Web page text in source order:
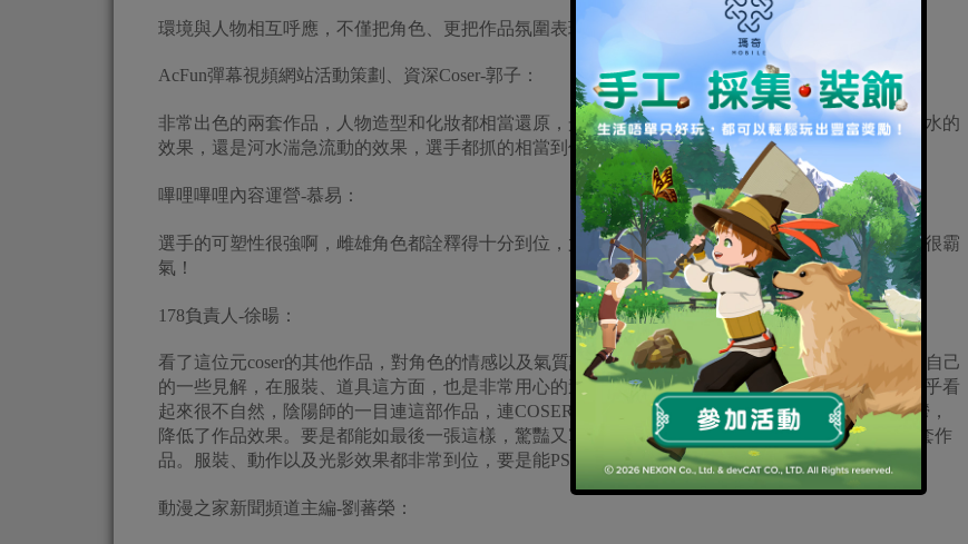
環境與人物相互呼應，不僅把角色、更把作品氛圍表現得淋漓盡致！
AcFun彈幕視頻網站活動策劃、資深Coser-郭子：
非常出色的兩套作品，人物造型和化妝都相當還原，光線和色彩的運用也相當到位；不論是抽刀斷水的
效果，還是河水湍急流動的效果，選手都抓的相當到位！點贊！
嗶哩嗶哩內容運營-慕易：
選手的可塑性很強啊，雌雄角色都詮釋得十分到位，尤其中意道姑這張，非常強烈的視覺衝擊力，很霸
氣！
178負責人-徐暘：
看了這位元coser的其他作品，對角色的情感以及氣質詮釋都很到位，動作也是極盡參考後而融入了自己
的一些見解，在服裝、道具這方面，也是非常用心的達到了高水準。但是在某幾部作品裡，色調似乎看
起來很不自然，陰陽師的一目連這部作品，連COSER的臉都看不太清，加上後期技術處理得太陰鬱，
降低了作品效果。要是都能如最後一張這樣，驚豔又寫實，會好很多喔~相比來說，更喜歡劍三這套作
品。服裝、動作以及光影效果都非常到位，要是能PS掉多餘的人就完美了
動漫之家新聞頻道主編-劉蕃榮：